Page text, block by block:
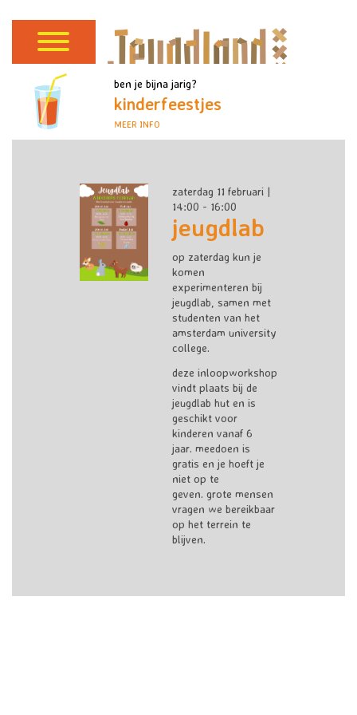
ben je bijna jarig?
kinderfeestjes
MEER INFO
zaterdag 11 februari |
14:00 - 16:00
jeugdlab
op zaterdag kun je
komen
experimenteren bij
jeugdlab, samen met
studenten van het
amsterdam university
college.
deze inloopworkshop
vindt plaats bij de
jeugdlab hut en is
geschikt voor
kinderen vanaf 6
jaar. meedoen is
gratis en je hoeft je
niet op te
geven. grote mensen
vragen we bereikbaar
op het terrein te
blijven.